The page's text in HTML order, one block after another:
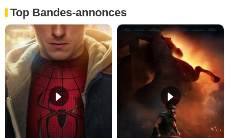
Top Bandes-annonces